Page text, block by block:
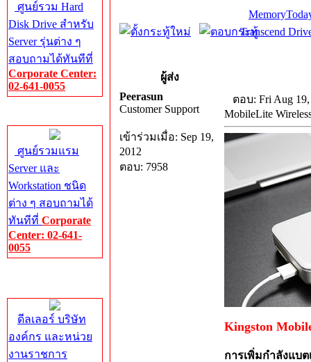
ศูนย์รวม Hard
Disk Drive สำหรับ
Server รุ่นต่าง ๆ
สอบถามได้ทันทีที่
Corporate Center:
02-641-0055
ศูนย์รวมแรม
Server และ
Workstation ชนิด
ต่าง ๆ สอบถามได้
ทันทีที่ Corporate
Center: 02-641-
0055
ดีลเลอร์ บริษัท
องค์กร และหน่วย
งานราชการ
Transcend
ผู้ส่ง
Peerasun
Customer Support
เข้าร่วมเมื่อ: Sep 19,
2012
ตอบ: 7958
ตอบ: Fri Aug 19,
MobileLite
Kingston
การเพิ่มกำลังแบ